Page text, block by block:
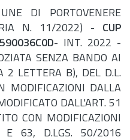
DI PORTOVENERE
N. 11/2022) - CUP
- INT. 2022 -
SENZA BANDO AI
2 LETTERA B), DEL D.L.
MODIFICAZIONI DALLA
DALL'ART. 51
CON MODIFICAZIONI
E 63, D.LGS. 50/2016